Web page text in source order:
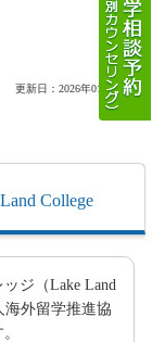
更新日：2026年01月22日
College
ジ（Lake Land
海外留学推進協